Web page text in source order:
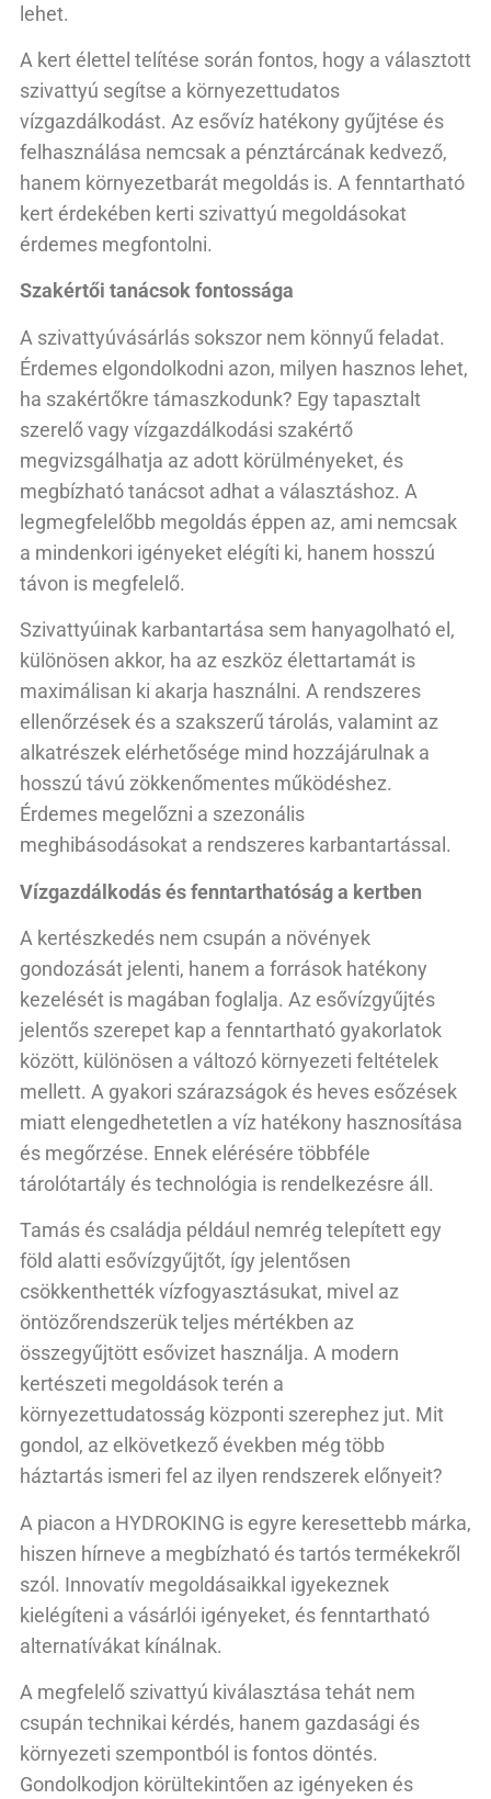
lehet.
A kert élettel telítése során fontos, hogy a választott
szivattyú segítse a környezettudatos
vízgazdálkodást. Az esővíz hatékony gyűjtése és
felhasználása nemcsak a pénztárcának kedvező,
hanem környezetbarát megoldás is. A fenntartható
kert érdekében kerti szivattyú megoldásokat
érdemes megfontolni.
Szakértői tanácsok fontossága
A szivattyúvásárlás sokszor nem könnyű feladat.
Érdemes elgondolkodni azon, milyen hasznos lehet,
ha szakértőkre támaszkodunk? Egy tapasztalt
szerelő vagy vízgazdálkodási szakértő
megvizsgálhatja az adott körülményeket, és
megbízható tanácsot adhat a választáshoz. A
legmegfelelőbb megoldás éppen az, ami nemcsak
a mindenkori igényeket elégíti ki, hanem hosszú
távon is megfelelő.
Szivattyúinak karbantartása sem hanyagolható el,
különösen akkor, ha az eszköz élettartamát is
maximálisan ki akarja használni. A rendszeres
ellenőrzések és a szakszerű tárolás, valamint az
alkatrészek elérhetősége mind hozzájárulnak a
hosszú távú zökkenőmentes működéshez.
Érdemes megelőzni a szezonális
meghibásodásokat a rendszeres karbantartással.
Vízgazdálkodás és fenntarthatóság a kertben
A kertészkedés nem csupán a növények
gondozását jelenti, hanem a források hatékony
kezelését is magában foglalja. Az esővízgyűjtés
jelentős szerepet kap a fenntartható gyakorlatok
között, különösen a változó környezeti feltételek
mellett. A gyakori szárazságok és heves esőzések
miatt elengedhetetlen a víz hatékony hasznosítása
és megőrzése. Ennek elérésére többféle
tárolótartály és technológia is rendelkezésre áll.
Tamás és családja például nemrég telepített egy
föld alatti esővízgyűjtőt, így jelentősen
csökkenthették vízfogyasztásukat, mivel az
öntözőrendszerük teljes mértékben az
összegyűjtött esővizet használja. A modern
kertészeti megoldások terén a
környezettudatosság központi szerephez jut. Mit
gondol, az elkövetkező években még több
háztartás ismeri fel az ilyen rendszerek előnyeit?
A piacon a HYDROKING is egyre keresettebb márka,
hiszen hírneve a megbízható és tartós termékekről
szól. Innovatív megoldásaikkal igyekeznek
kielégíteni a vásárlói igényeket, és fenntartható
alternatívákat kínálnak.
A megfelelő szivattyú kiválasztása tehát nem
csupán technikai kérdés, hanem gazdasági és
környezeti szempontból is fontos döntés.
Gondolkodjon körültekintően az igényeken és